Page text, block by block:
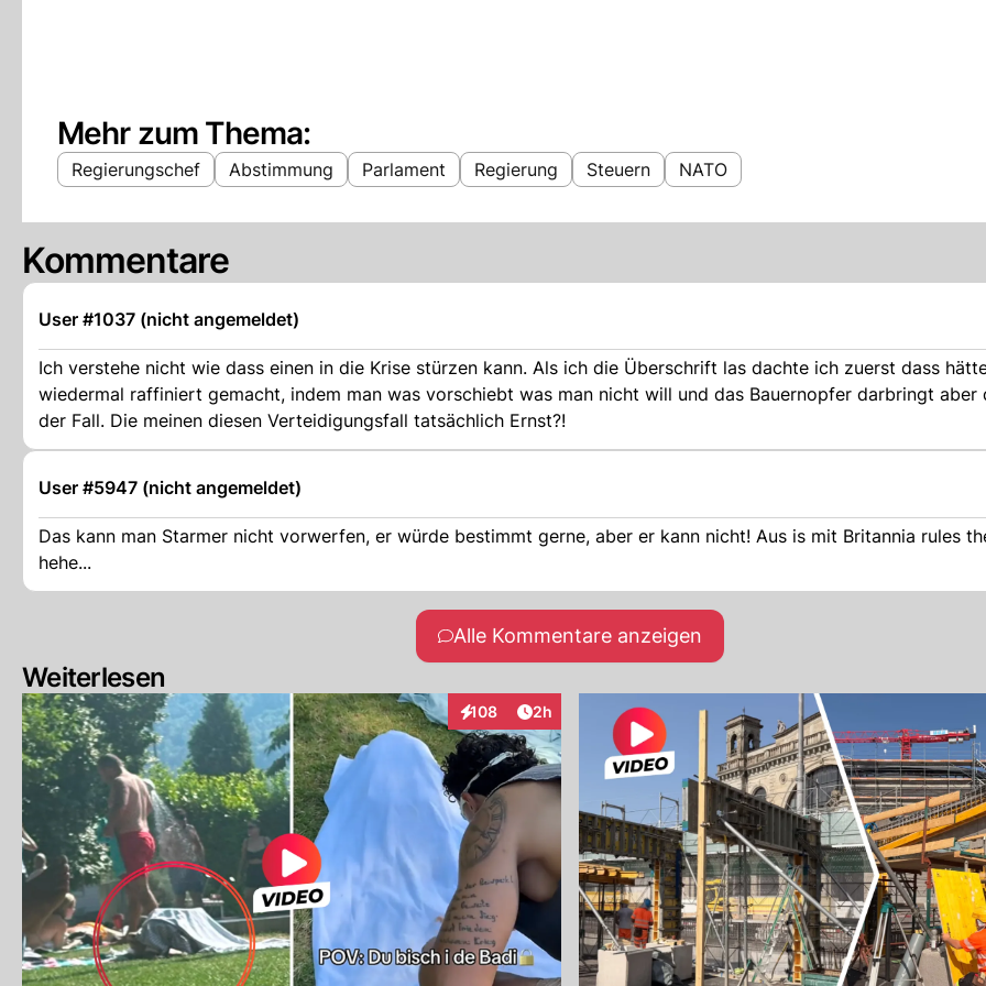
Mehr zum Thema:
Regierungschef Abstimmung Parlament Regierung Steuern NATO
Kommentare
User #1037 (nicht angemeldet)
Ich verstehe nicht wie dass einen in die Krise stürzen kann. Als ich die Überschrift las dachte ich zuerst dass
wiedermal raffiniert gemacht, indem man was vorschiebt was man nicht will und das Bauernopfer darbringt aber
der Fall. Die meinen diesen Verteidigungsfall tatsächlich Ernst?!
User #5947 (nicht angemeldet)
Das kann man Starmer nicht vorwerfen, er würde bestimmt gerne, aber er kann nicht! Aus is mit Britannia rules
hehe...
Alle Kommentare anzeigen
Weiterlesen
108
InteraktionenArtikel veröffentlicht:
2h